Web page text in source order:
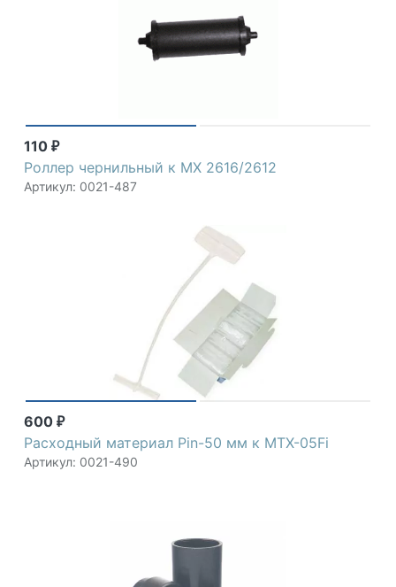
110 ₽
Роллер чернильный к MX 2616/2612
Артикул: 0021-487
600 ₽
Расходный материал Pin-50 мм к MTX-05Fi
Артикул: 0021-490